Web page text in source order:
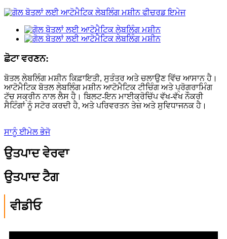
ਛੋਟਾ ਵਰਣਨ:
ਬੋਤਲ ਲੇਬਲਿੰਗ ਮਸ਼ੀਨ ਕਿਫ਼ਾਇਤੀ, ਸੁਤੰਤਰ ਅਤੇ ਚਲਾਉਣ ਵਿੱਚ ਆਸਾਨ ਹੈ।
ਆਟੋਮੈਟਿਕ ਬੋਤਲ ਲੇਬਲਿੰਗ ਮਸ਼ੀਨ ਆਟੋਮੈਟਿਕ ਟੀਚਿੰਗ ਅਤੇ ਪ੍ਰੋਗਰਾਮਿੰਗ
ਟੱਚ ਸਕ੍ਰੀਨ ਨਾਲ ਲੈਸ ਹੈ। ਬਿਲਟ-ਇਨ ਮਾਈਕ੍ਰੋਚਿੱਪ ਵੱਖ-ਵੱਖ ਨੌਕਰੀ
ਸੈਟਿੰਗਾਂ ਨੂੰ ਸਟੋਰ ਕਰਦੀ ਹੈ, ਅਤੇ ਪਰਿਵਰਤਨ ਤੇਜ਼ ਅਤੇ ਸੁਵਿਧਾਜਨਕ ਹੈ।
ਸਾਨੂੰ ਈਮੇਲ ਭੇਜੋ
ਉਤਪਾਦ ਵੇਰਵਾ
ਉਤਪਾਦ ਟੈਗ
ਵੀਡੀਓ